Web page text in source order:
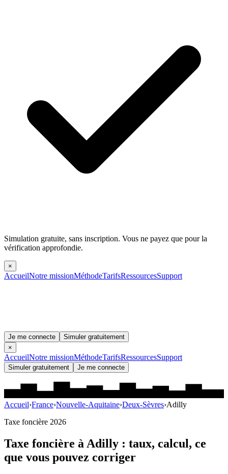
Simulation gratuite, sans inscription. Vous ne payez que pour la
vérification approfondie.
×
AccueilNotre missionMéthodeTarifsRessourcesSupport
Je me connecte
Simuler gratuitement
×
AccueilNotre missionMéthodeTarifsRessourcesSupport
Simuler gratuitement Je me connecte
Accueil›France›Nouvelle-Aquitaine›Deux-Sèvres›Adilly
Taxe foncière 2026
Taxe foncière àAdilly : taux, calcul, ce
que vous pouvez corriger